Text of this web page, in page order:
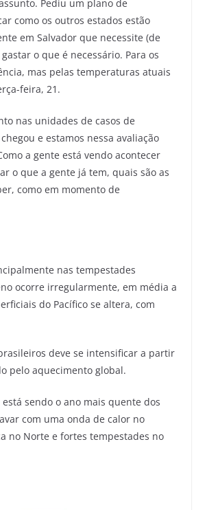
Pediu um plano de
como os outros estados estão
em Salvador que necessite (de
o que é necessário. Para os
mas pelas temperaturas atuais
feira, 21.
nas unidades de casos de
e estamos nessa avaliação
a gente está vendo acontecer
o que a gente já tem, quais são as
como em momento de
nas tempestades
ocorre irregularmente, em média a
do Pacífico se altera, com
deve se intensificar a partir
pelo aquecimento global.
sendo o ano mais quente dos
com uma onda de calor no
no Norte e fortes tempestades no